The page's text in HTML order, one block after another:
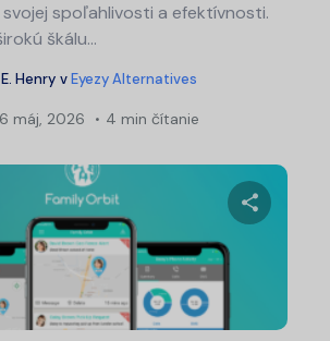
spoľahlivosti a efektívnosti.
škálu...
Henry vEyezy Alternatives
máj, 2026 4 min čítanie